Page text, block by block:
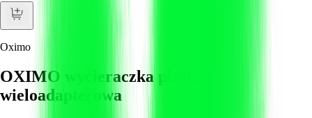
Oximo
OXIMO wycieraczka płaska
wieloadapterowa